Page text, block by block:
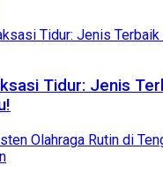
Tidur: Jenis